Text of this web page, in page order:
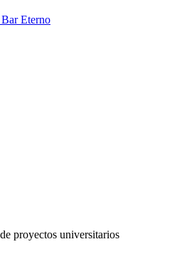
Bar Eterno
proyectos universitarios